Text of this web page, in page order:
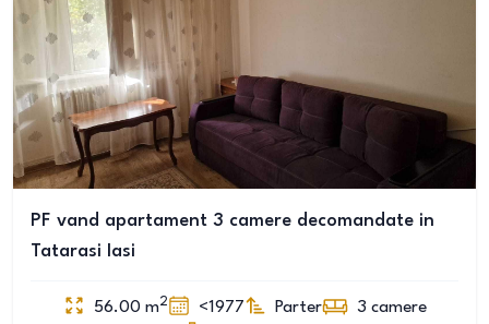
PF vand apartament 3 camere decomandate in
Tatarasi Iasi
56.00 m2 <1977 Parter 3 camere